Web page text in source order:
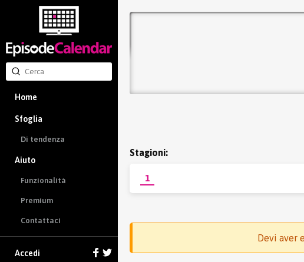
Home
Sfoglia
Di tendenza
Aiuto
Funzionalità
Premium
Contattaci
Accedi
Stagioni:
1
Devi aver